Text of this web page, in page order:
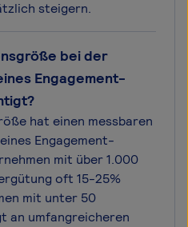
steigern.
bei der
Engagement-
hat einen messbaren
Engagement-
mit über 1.000
oft 15-25%
mit unter 50
an umfangreicheren